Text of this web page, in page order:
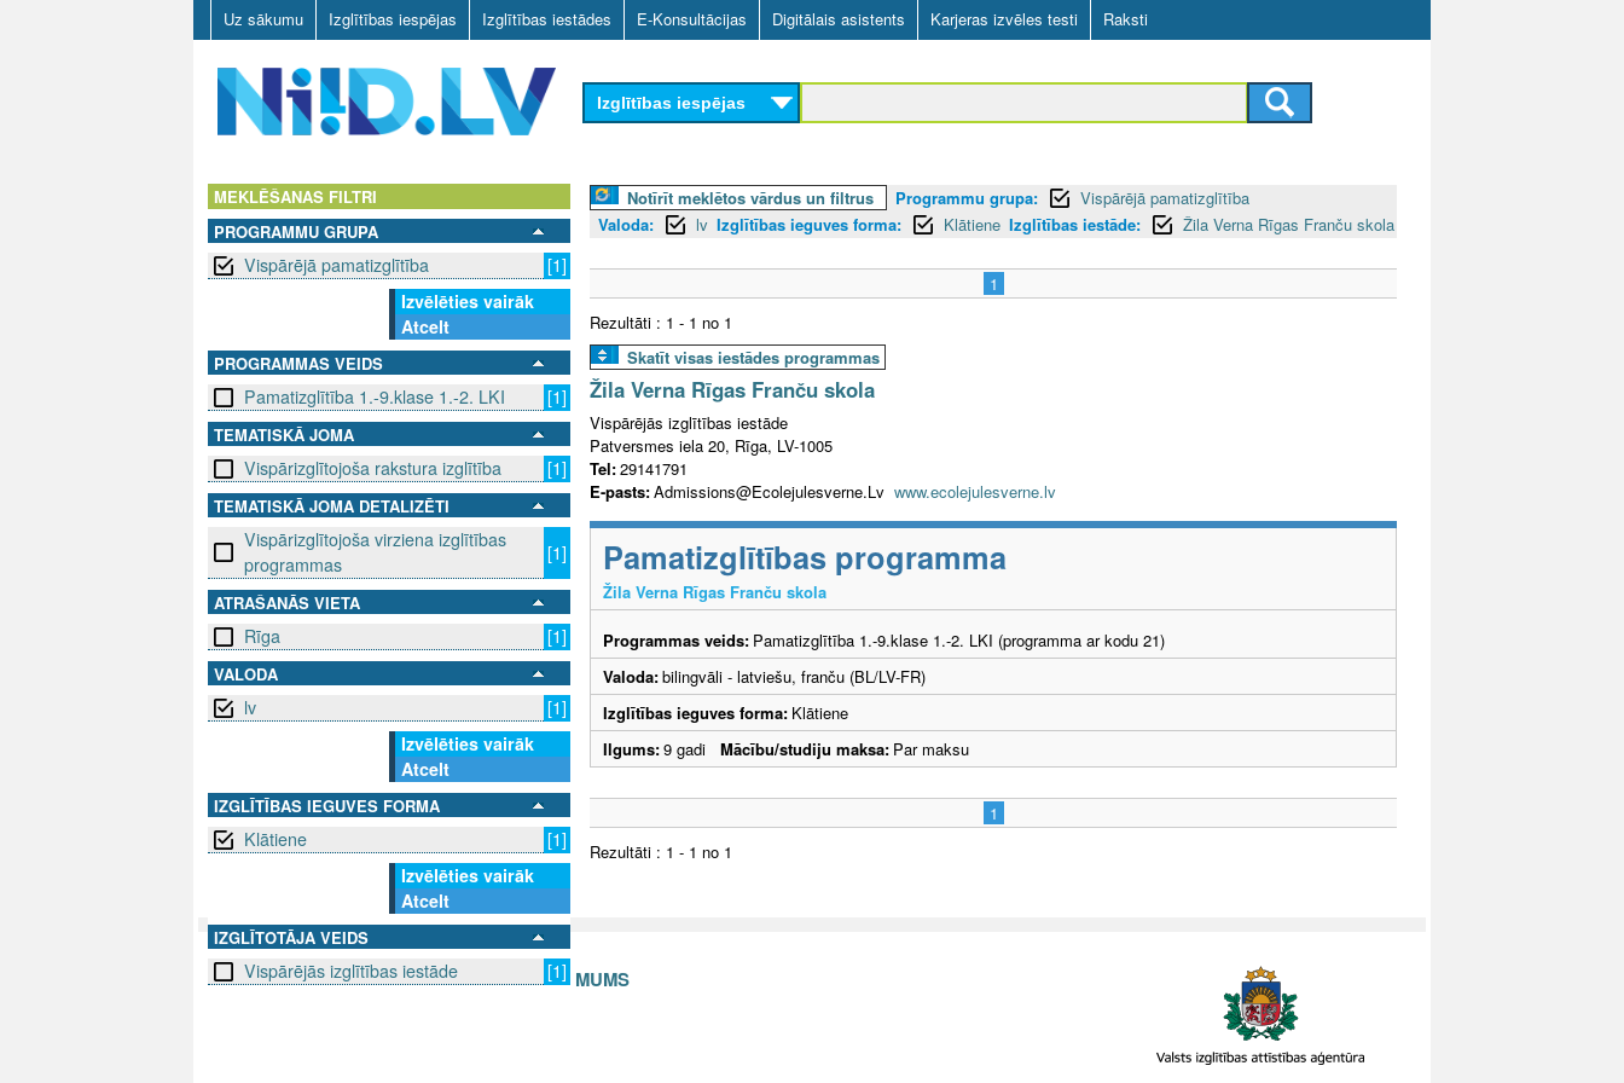
Skip
to
main
content
Uz sākumu Izglītības iespējas Izglītības iestādes E-Konsultācijas Digitālais asistents Karjeras izvēles testi Raksti
V
Izglītības iespējas
MEKLĒŠANAS FILTRI
PROGRAMMU GRUPA
Vispārējā pamatizglītība
[1]
Izvēlēties vairāk
Atcelt
PROGRAMMAS VEIDS
Pamatizglītība 1.-9.klase 1.-2. LKI [1]
TEMATISKĀ JOMA
Vispārizglītojoša rakstura izglītība [1]
TEMATISKĀ JOMA DETALIZĒTI
Vispārizglītojoša virziena izglītības
programmas
[1]
ATRAŠANĀS VIETA
Rīga [1]
VALODA
lv
[1]
Izvēlēties vairāk
Atcelt
IZGLĪTĪBAS IEGUVES FORMA
Klātiene
[1]
Izvēlēties vairāk
Atcelt
IZGLĪTOTĀJA VEIDS
Vispārējās izglītības iestāde [1]
Notīrīt meklētos vārdus un filtrus Programmu grupa:
Vispārējā pamatizglītība
Valoda:
lv Izglītības ieguves forma: Klātiene Izglītības iestāde: Žila Verna Rīgas Franču skola
1
Rezultāti : 1 - 1 no 1
Skatīt visas iestādes programmas
Žila Verna Rīgas Franču skola
Vispārējās izglītības iestāde
Patversmes iela 20, Rīga, LV-1005
Tel:29141791
E-pasts:Admissions@Ecolejulesverne.Lv www.ecolejulesverne.lv
Pamatizglītības programma
Žila Verna Rīgas Franču skola
Programmas veids: Pamatizglītība 1.-9.klase 1.-2. LKI (programma ar kodu 21)
Valoda:bilingvāli - latviešu, franču (BL/LV-FR)
Izglītības ieguves forma: Klātiene
Ilgums:9 gadi Mācību/studiju maksa: Par maksu
1
Rezultāti : 1 - 1 no 1
SEKO MUMS SAZINIES AR MUMS